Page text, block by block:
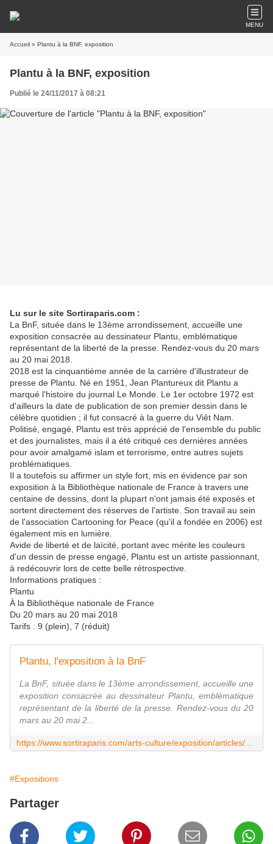
MENU
Accueil » Plantu à la BNF, exposition
Plantu à la BNF, exposition
Publié le 24/11/2017 à 08:21
Lu sur le site Sortiraparis.com :
La BnF, située dans le 13ème arrondissement, accueille une
exposition consacrée au dessinateur Plantu, emblématique
représentant de la liberté de la presse. Rendez-vous du 20 mars
au 20 mai 2018.
2018 est la cinquantième année de la carrière d'illustrateur de
presse de Plantu. Né en 1951, Jean Plantureux dit Plantu a
marqué l'histoire du journal Le Monde. Le 1er octobre 1972 est
d'ailleurs la date de publication de son premier dessin dans le
célèbre quotidien ; il fut consacré à la guerre du Viêt Nam.
Politisé, engagé, Plantu est très apprécié de l'ensemble du public
et des journalistes, mais il a été critiqué ces dernières années
pour avoir amalgamé islam et terrorisme, entre autres sujets
problématiques.
Il a toutefois su affirmer un style fort, mis en évidence par son
exposition à la Bibliothèque nationale de France à travers une
centaine de dessins, dont la plupart n'ont jamais été exposés et
sortent directement des réserves de l'artiste. Son travail au sein
de l'association Cartooning for Peace (qu'il a fondée en 2006) est
également mis en lumière.
Avide de liberté et de laïcité, portant avec mérite les couleurs
d'un dessin de presse engagé, Plantu est un artiste passionnant,
à redécouvrir lors de cette belle rétrospective.
Informations pratiques :
Plantu
À la Bibliothèque nationale de France
Du 20 mars au 20 mai 2018
Tarifs : 9 (plein), 7 (réduit)
Plantu, l'exposition à la BnF
La BnF, située dans le 13ème arrondissement, accueille une
exposition consacrée au dessinateur Plantu, emblématique
représentant de la liberté de la presse. Rendez-vous du 20
mars au 20 mai 2...
#Expositions
Partager